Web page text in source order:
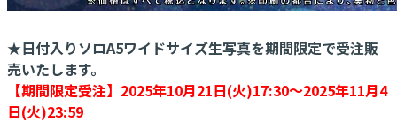
★日付入りソロA5ワイドサイズ生写真を期間限定で受注販
売いたします。
【期間限定受注】2025年10月21日(火)17:30～2025年11月4
日(火)23:59